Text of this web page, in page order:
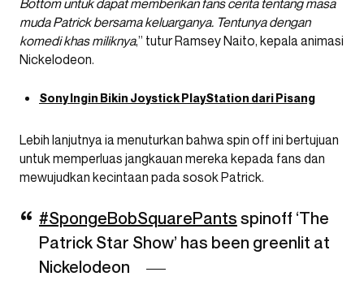
muda Patrick bersama keluarganya. Tentunya dengan
komedi khas miliknya,” tutur Ramsey Naito, kepala animasi
Nickelodeon.
Sony Ingin Bikin Joystick PlayStation dari Pisang
Lebih lanjutnya ia menuturkan bahwa spin off ini bertujuan
untuk memperluas jangkauan mereka kepada fans dan
mewujudkan kecintaan pada sosok Patrick.
#SpongeBobSquarePants spinoff ‘The
Patrick Star Show’ has been greenlit at
Nickelodeon